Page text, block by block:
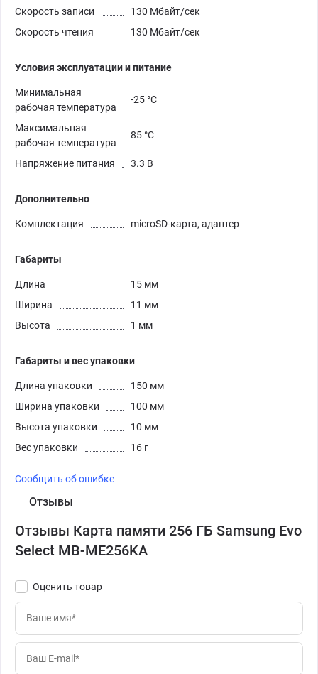
Скорость записи
130 Мбайт/сек
Cкорость чтения
130 Мбайт/сек
Условия эксплуатации и питание
Минимальная
рабочая температура
-25 °C
Максимальная
рабочая температура
85 °C
Напряжение питания 3.3 В
Дополнительно
Комплектация microSD-карта, адаптер
Габариты
Длина
15 мм
Ширина
11 мм
Высота
1 мм
Габариты и вес упаковки
Длина упаковки
150 мм
Ширина упаковки
100 мм
Высота упаковки
10 мм
Вес упаковки
16 г
Сообщить об ошибке
Отзывы
Отзывы Карта памяти 256 ГБ Samsung Evo
Select MB-ME256KA
Оценить товар